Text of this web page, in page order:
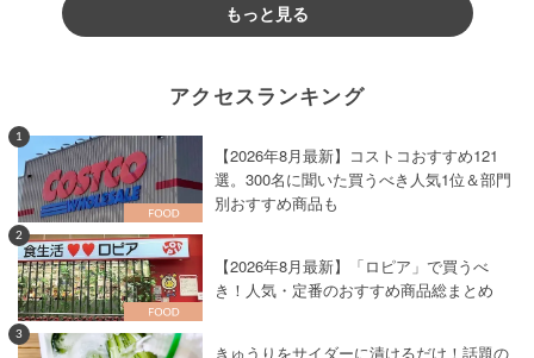
もっと見る
アクセスランキング
1
【2026年8月最新】コストコおすすめ121
選。300名に聞いた買うべき人気1位＆部門
別おすすめ商品も
2
【2026年8月最新】「ロピア」で買うべ
き！人気・定番のおすすめ商品総まとめ
3
きゅうりをサイダーに漬けるだけ！話題の